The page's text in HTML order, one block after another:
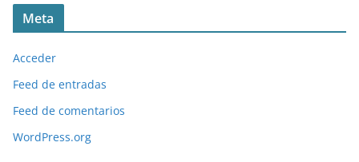
Meta
Acceder
Feed de entradas
Feed de comentarios
WordPress.org